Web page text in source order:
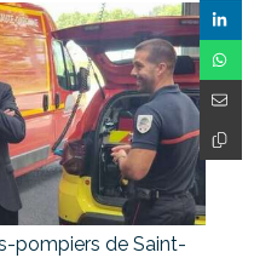
pompiers de Saint-